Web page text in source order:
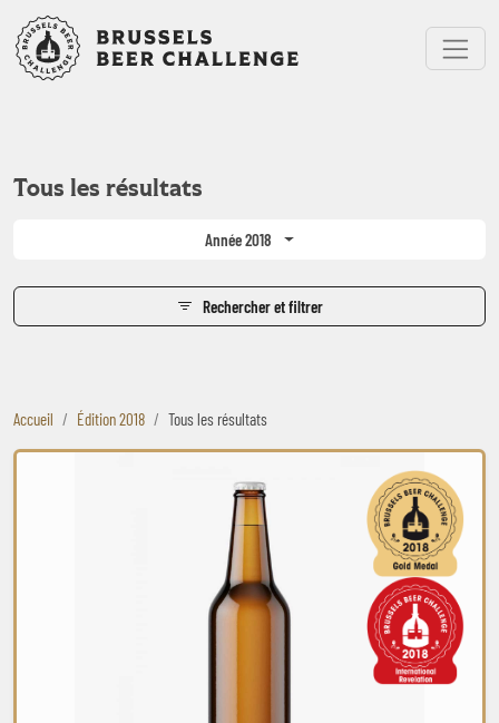
Bruxelles Beer Challenge
Menu
Tous les résultats
Année 2018
Rechercher et filtrer
Accueil Édition 2018 Tous les résultats